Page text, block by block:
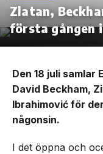
Zlatan,
första gången
Den 18 juli samlar
David Beckham,
Ibrahimović för
någonsin.
I det öppna och